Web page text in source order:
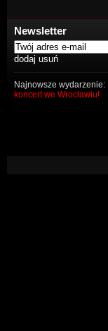
Newsletter
Najnowsze wydarzenie:
koncert we Wrocławiu!